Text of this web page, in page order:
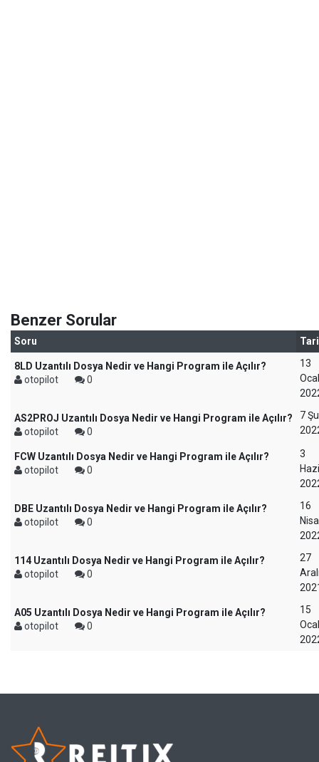
Benzer Sorular
Soru
8LD Uzantılı Dosya Nedir ve Hangi Program ile Açılır?
otopilot
0
13
AS2PROJ Uzantılı Dosya Nedir ve Hangi Program ile Açılır?
otopilot
0
7
FCW Uzantılı Dosya Nedir ve Hangi Program ile Açılır?
otopilot
0
3
DBE Uzantılı Dosya Nedir ve Hangi Program ile Açılır?
otopilot
0
16
114 Uzantılı Dosya Nedir ve Hangi Program ile Açılır?
otopilot
0
27
A05 Uzantılı Dosya Nedir ve Hangi Program ile Açılır?
otopilot
0
15